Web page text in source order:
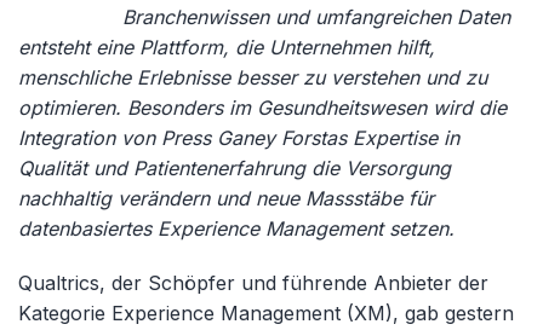
Branchenwissen und umfangreichen Daten
entsteht eine Plattform, die Unternehmen hilft,
menschliche Erlebnisse besser zu verstehen und zu
optimieren. Besonders im Gesundheitswesen wird die
Integration von Press Ganey Forstas Expertise in
Qualität und Patientenerfahrung die Versorgung
nachhaltig verändern und neue Massstäbe für
datenbasiertes Experience Management setzen.
Qualtrics, der Schöpfer und führende Anbieter der
Kategorie Experience Management (XM), gab gestern